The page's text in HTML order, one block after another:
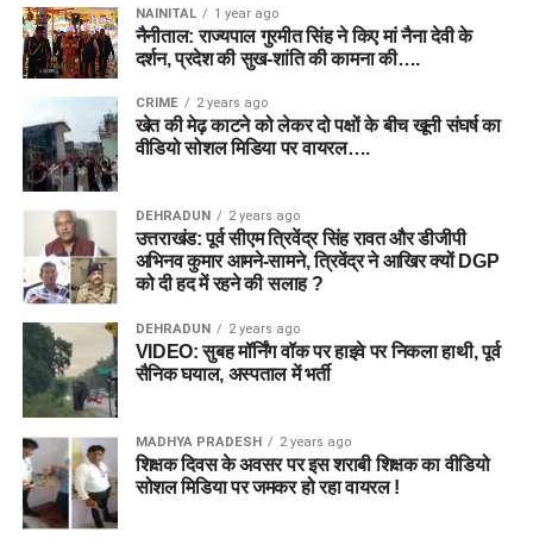
NAINITAL 1 year ago
नैनीताल: राज्यपाल गुरमीत सिंह ने किए मां नैना देवी के
दर्शन, प्रदेश की सुख-शांति की कामना की….
CRIME 2 years ago
खेत की मेढ़ काटने को लेकर दो पक्षों के बीच खूनी संघर्ष का
वीडियो सोशल मिडिया पर वायरल….
DEHRADUN 2 years ago
उत्तराखंड: पूर्व सीएम त्रिवेंद्र सिंह रावत और डीजीपी
अभिनव कुमार आमने-सामने, त्रिवेंद्र ने आखिर क्यों DGP
को दी हद में रहने की सलाह ?
DEHRADUN 2 years ago
VIDEO: सुबह मॉर्निंग वॉक पर हाइवे पर निकला हाथी, पूर्व
सैनिक घयाल, अस्पताल में भर्ती
MADHYA PRADESH 2 years ago
शिक्षक दिवस के अवसर पर इस शराबी शिक्षक का वीडियो
सोशल मिडिया पर जमकर हो रहा वायरल !